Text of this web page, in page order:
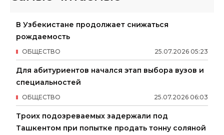
В Узбекистане продолжает снижаться
рождаемость
25.07.2026 05:23
ОБЩЕСТВО
Для абитуриентов начался этап выбора вузов и
специальностей
25.07.2026 06:03
ОБЩЕСТВО
Троих подозреваемых задержали под
Ташкентом при попытке продать тонну соляной